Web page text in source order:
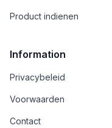
Product indienen
Information
Privacybeleid
Voorwaarden
Contact